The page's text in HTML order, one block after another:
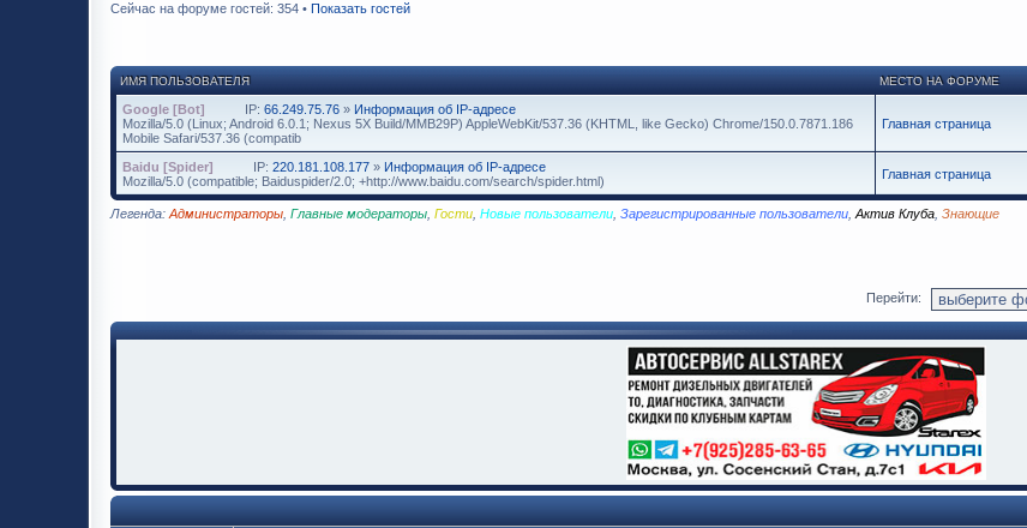
Сейчас на форуме гостей: 354 • Показать гостей
ИМЯ ПОЛЬЗОВАТЕЛЯ МЕСТО НА ФОРУМЕ
Google [Bot] IP: 66.249.75.76 » Информация об IP-адресе
Mozilla/5.0 (Linux; Android 6.0.1; Nexus 5X Build/MMB29P) AppleWebKit/537.36 (KHTML, like Gecko) Chrome/150.0.7871.186
Mobile Safari/537.36 (compatib
Главная страница
Baidu [Spider] IP: 220.181.108.177 » Информация об IP-адресе
Mozilla/5.0 (compatible; Baiduspider/2.0; +http://www.baidu.com/search/spider.html)
Главная страница
Легенда: Администраторы Главные модераторы Гости Новые пользователи Зарегистрированные пользователи Актив Клуба Знающие
Перейти: